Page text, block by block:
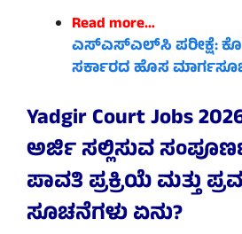
Read more…
ಎಸ್‌ಎಸ್‌ಎಲ್‌ಸಿ ಪರೀಕ್ಷೆ:
ಸರ್ಕಾರದ ಹೊಸ
Yadgir Court Jobs
ಅರ್ಜಿ ಸಲ್ಲಿಸುವ
ಪಾವತಿ ಪ್ರಕ್ರಿಯೆ ಮತ್ತು
ಸೂಚನೆಗಳು ಏನು?